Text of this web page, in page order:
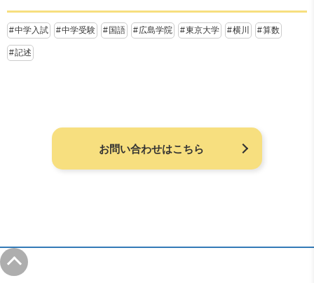
中学入試 中学受験 国語 広島学院 東京大学 横川 算数
記述
お問い合わせはこちら